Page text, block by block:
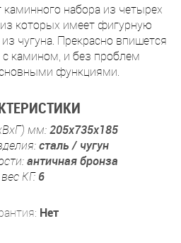
каминного набора из четырех
которых имеет фигурную
чугуна. Прекрасно впишется
камином, и без проблем
функциями.
мм:205х735х185
сталь / чугун
античная бронза
вес КГ:6
Нет